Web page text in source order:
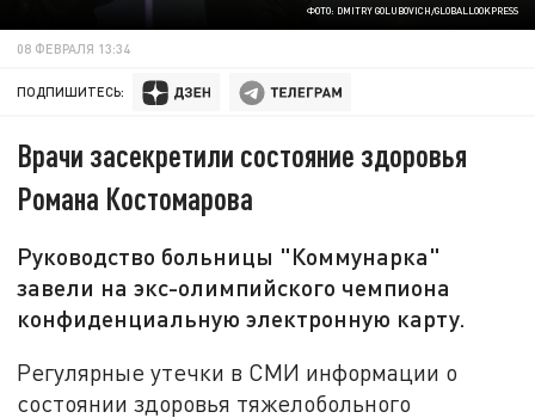
ФОТО: DMITRY GOLUBOVICH/GLOBALLOOKPRESS
08 ФЕВРАЛЯ 13:34
ПОДПИШИТЕСЬ:
Врачи засекретили состояние здоровья
Романа Костомарова
Руководство больницы "Коммунарка"
завели на экс-олимпийского чемпиона
конфиденциальную электронную карту.
Регулярные утечки в СМИ информации о
состоянии здоровья тяжелобольного